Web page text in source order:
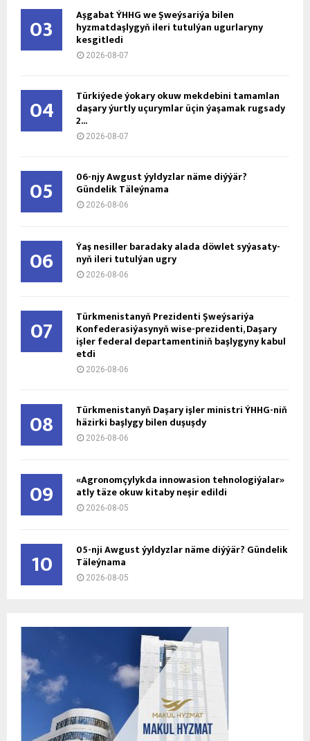
03 Aşgabat ÝHHG we Şweýsariýa bilen
hyzmatdaşlygyň ileri tutulýan ugurlaryny
kesgitledi
2026-08-07
04 Türkiýede ýokary okuw mekdebini tamamlan
daşary ýurtly uçurymlar üçin ýaşamak rugsady
2...
2026-08-07
05 06-njy Awgust ýyldyzlar näme diýýär?
Gündelik Täleýnama
2026-08-06
06 Ýaş ne­sil­ler ba­ra­da­ky ala­da döw­let sy­ýa­sa­ty­
nyň ile­ri tu­tul­ýan ug­ry
2026-08-06
07 Türkmenistanyň Prezidenti Şweýsariýa
Konfederasiýasynyň wise-prezidenti, Daşary
işler federal departamentiniň başlygyny kabul
etdi
2026-08-06
08 Türkmenistanyň Daşary işler ministri ÝHHG-niň
häzirki başlygy bilen duşuşdy
2026-08-06
09 «Agronomçylykda innowasion tehnologiýalar»
atly täze okuw kitaby neşir edildi
2026-08-05
10 05-nji Awgust ýyldyzlar näme diýýär? Gündelik
Täleýnama
2026-08-05